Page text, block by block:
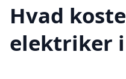
Hvad
elektriker